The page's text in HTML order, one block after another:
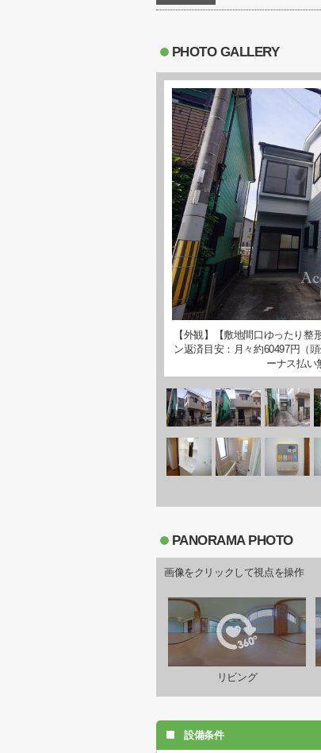
PHOTO GALLERY
【外観】【敷地間口ゆったり
ン返済目安：月々約60497円（
ーナス払い
PANORAMA PHOTO
画像をクリックして視点を操作
リビング
設備条件